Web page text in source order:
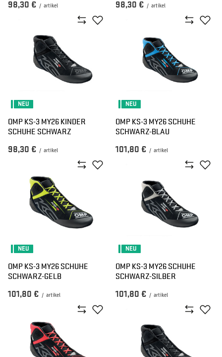
98,30 € / artikel 98,30 € / artikel
NEU
OMP KS-3 MY26 KINDER
SCHUHE SCHWARZ
98,30 € / artikel
NEU
OMP KS-3 MY26 SCHUHE
SCHWARZ-BLAU
101,80 € / artikel
NEU
OMP KS-3 MY26 SCHUHE
SCHWARZ-GELB
101,80 € / artikel
NEU
OMP KS-3 MY26 SCHUHE
SCHWARZ-SILBER
101,80 € / artikel